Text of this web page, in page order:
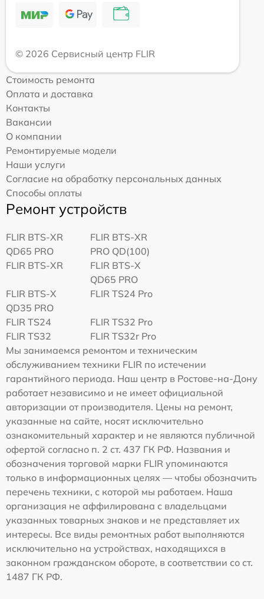
© 2026 Сервисный центр FLIR
Стоимость ремонта
Оплата и доставка
Контакты
Вакансии
О компании
Ремонтируемые модели
Наши услуги
Согласие на обработку персональных данных
Способы оплаты
Ремонт устройств
FLIR BTS-XR
QD65 PRO
FLIR BTS-XR
PRO QD(100)
FLIR BTS-XR
FLIR BTS-X
QD65 PRO
FLIR BTS-X
QD35 PRO
FLIR TS24 Pro
FLIR TS24
FLIR TS32 Pro
FLIR TS32
FLIR TS32r Pro
Мы занимаемся ремонтом и техническим
обслуживанием техники FLIR по истечении
гарантийного периода. Наш центр в Ростове-на-Дону
работает независимо и не имеет официальной
авторизации от производителя. Цены на ремонт,
указанные на сайте, носят исключительно
ознакомительный характер и не являются публичной
офертой согласно п. 2 ст. 437 ГК РФ. Названия и
обозначения торговой марки FLIR упоминаются
только в информационных целях — чтобы обозначить
перечень техники, с которой мы работаем. Наша
организация не аффилирована с владельцами
указанных товарных знаков и не представляет их
интересы. Все виды ремонтных работ выполняются
исключительно на устройствах, находящихся в
законном гражданском обороте, в соответствии со ст.
1487 ГК РФ.